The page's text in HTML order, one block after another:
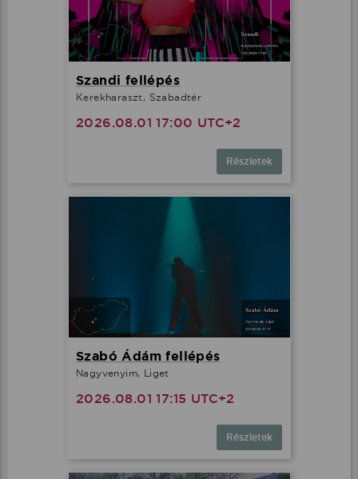
Szandi fellépés
Kerekharaszt, Szabadtér
2026.08.01 17:00 UTC+2
Részletek
Szabó Ádám fellépés
Nagyvenyim, Liget
2026.08.01 17:15 UTC+2
Részletek